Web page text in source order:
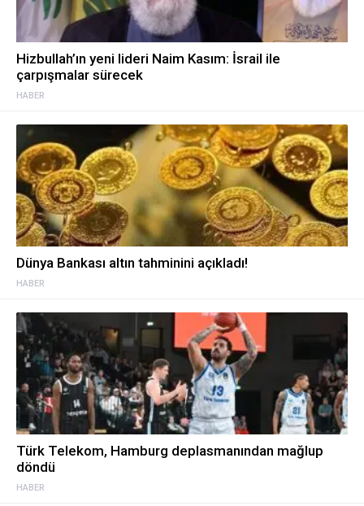
HABER
Hizbullah’ın yeni lideri Naim Kasım: İsrail ile
çarpışmalar sürecek
HABER
Dünya Bankası altın tahminini açıkladı!
HABER
Türk Telekom, Hamburg deplasmanından mağlup
döndü